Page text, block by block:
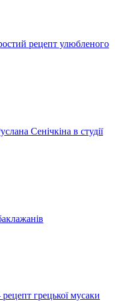
рецепт улюбленого
Сенічкіна в студії
грецької мусаки